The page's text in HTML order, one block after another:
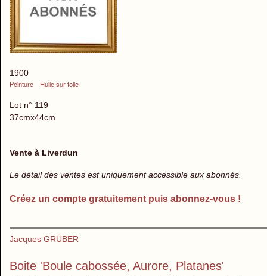
1900
Peinture
Huile sur toile
Lot n° 119
37cmx44cm
Vente à Liverdun
Le détail des ventes est uniquement accessible aux abonnés.
Créez un compte gratuitement puis abonnez-vous !
Jacques GRÜBER
Boite 'Boule cabossée, Aurore, Platanes'